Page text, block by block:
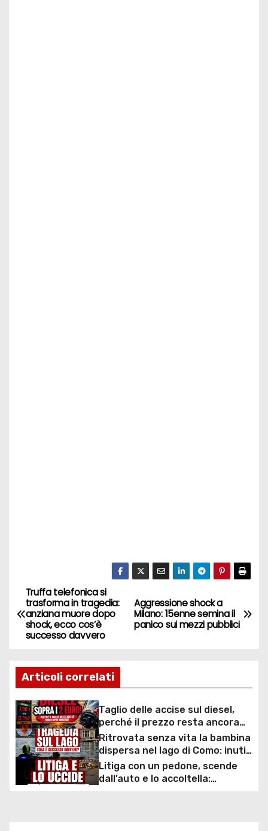
N
a
g
a
z
i
Aggressione shock a
Milano: 15enne semina il
panico sui mezzi pubblici
Truffa telefonica si
trasforma in tragedia:
anziana muore dopo
shock, ecco cos’è
successo davvero
Articoli correlati
Taglio delle accise sul diesel,
perché il prezzo resta ancora
sopra i 2 euro nonostante lo
sconto deciso dal Governo
Ritrovata senza vita la bambina
dispersa nel lago di Como: inutili
ore di ricerche dei
sommozzatori
Litiga con un pedone, scende
dall’auto e lo accoltella: